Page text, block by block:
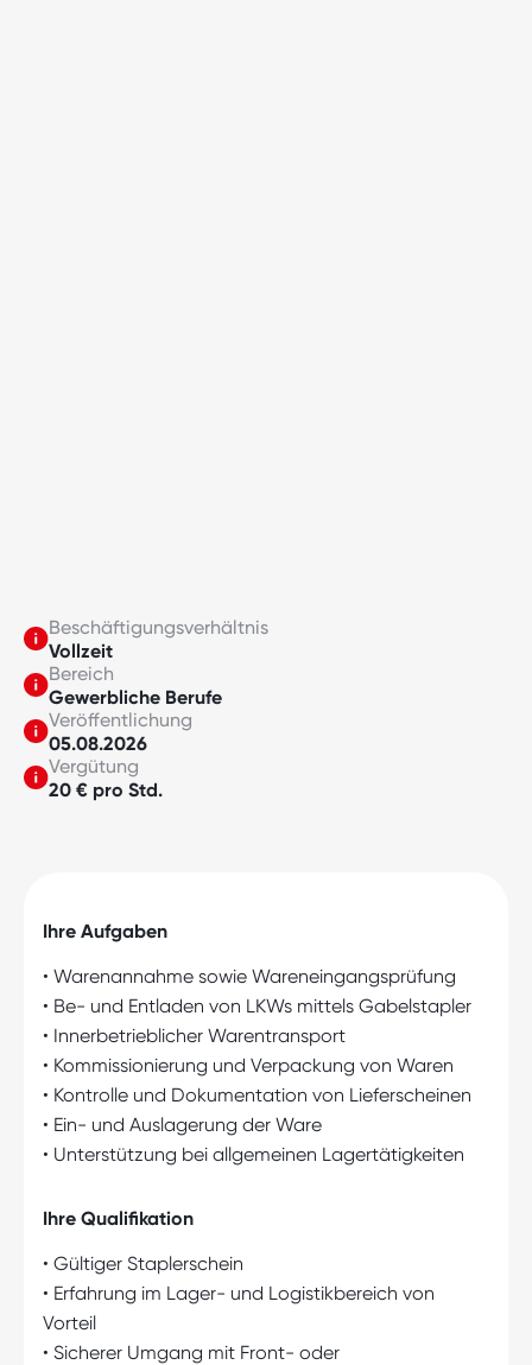
Beschäftigungsverhältnis
Vollzeit
Bereich
Gewerbliche Berufe
Veröffentlichung
05.08.2026
Vergütung
20 € pro Std.
Ihre Aufgaben
• Warenannahme sowie Wareneingangsprüfung
• Be- und Entladen von LKWs mittels Gabelstapler
• Innerbetrieblicher Warentransport
• Kommissionierung und Verpackung von Waren
• Kontrolle und Dokumentation von Lieferscheinen
• Ein- und Auslagerung der Ware
• Unterstützung bei allgemeinen Lagertätigkeiten
Ihre Qualifikation
• Gültiger Staplerschein
• Erfahrung im Lager- und Logistikbereich von
Vorteil
• Sicherer Umgang mit Front- oder